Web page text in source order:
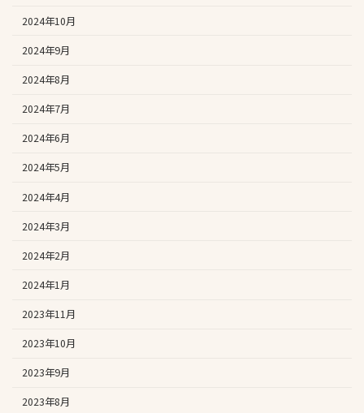
2024年10月
2024年9月
2024年8月
2024年7月
2024年6月
2024年5月
2024年4月
2024年3月
2024年2月
2024年1月
2023年11月
2023年10月
2023年9月
2023年8月